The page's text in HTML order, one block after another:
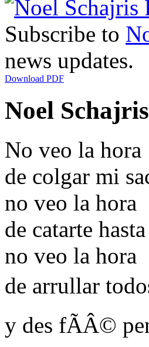
Subscribe to
news updates.
Download PDF
Noel
No veo la hora
de colgar mi
no veo la hora
de catarte
no veo la hora
de arrullar
y des fÃÂ©